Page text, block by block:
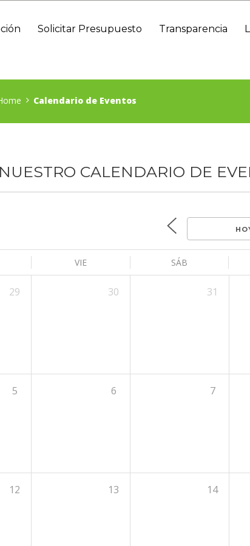
Solicitar Presupuesto Transparencia
Calendario de Eventos
CALENDARIO DE
VIE SÁB
29 30 31
5 6 7
12 13 14